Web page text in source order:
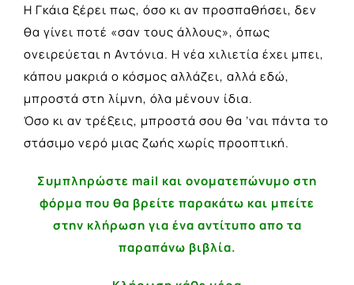
Η Γκάια ξέρει πως, όσο κι αν προσπαθήσει, δεν
θα γίνει ποτέ «σαν τους άλλους», όπως
ονειρεύεται η Αντόνια. Η νέα χιλιετία έχει μπει,
κάπου μακριά ο κόσμος αλλάζει, αλλά εδώ,
μπροστά στη λίμνη, όλα μένουν ίδια.
Όσο κι αν τρέξεις, μπροστά σου θα ’ναι πάντα το
στάσιμο νερό μιας ζωής χωρίς προοπτική.
Συμπληρώστε mail και ονοματεπώνυμο στη
φόρμα που θα βρείτε παρακάτω και μπείτε
στην κλήρωση για ένα αντίτυπο απο τα
παραπάνω βιβλία.